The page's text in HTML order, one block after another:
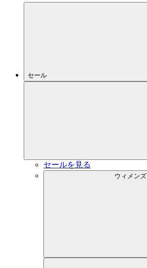
セール
セールを見る
ウィメンズ